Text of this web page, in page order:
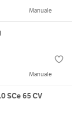
Manuale
Manuale
SCe 65 CV